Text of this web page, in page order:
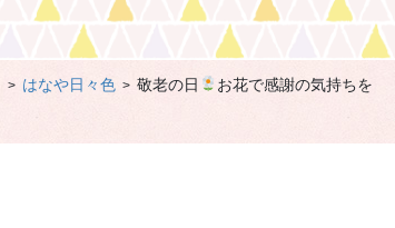
はなや日々色 敬老の日 お花で感謝の気持ちを